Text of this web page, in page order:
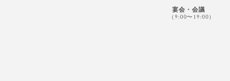
宴会・会議
（9:00〜19:00）